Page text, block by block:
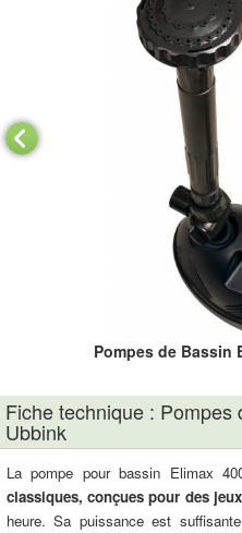
Pompes de Bassin
Fiche technique :
Ubbink
La pompe pour bassin Elimax
classiques, conçues pour des
heure. Sa puissance est